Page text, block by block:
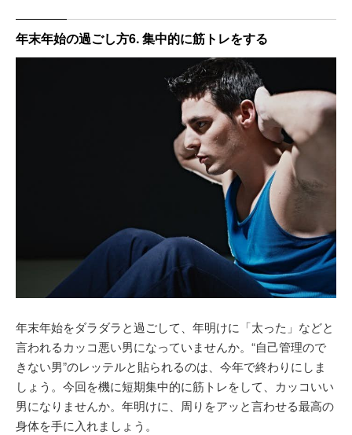
年末年始の過ごし方6. 集中的に筋トレをする
年末年始をダラダラと過ごして、年明けに「太った」などと
言われるカッコ悪い男になっていませんか。“自己管理ので
きない男”のレッテルと貼られるのは、今年で終わりにしま
しょう。今回を機に短期集中的に筋トレをして、カッコいい
男になりませんか。年明けに、周りをアッと言わせる最高の
身体を手に入れましょう。